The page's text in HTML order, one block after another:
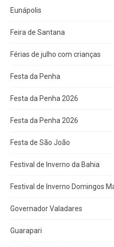
Eunápolis
Feira de Santana
Férias de julho com crianças
Festa da Penha
Festa da Penha 2026
Festa da Penha 2026
Festa de São João
Festival de Inverno da Bahia
Festival de Inverno Domingos
Governador Valadares
Guarapari